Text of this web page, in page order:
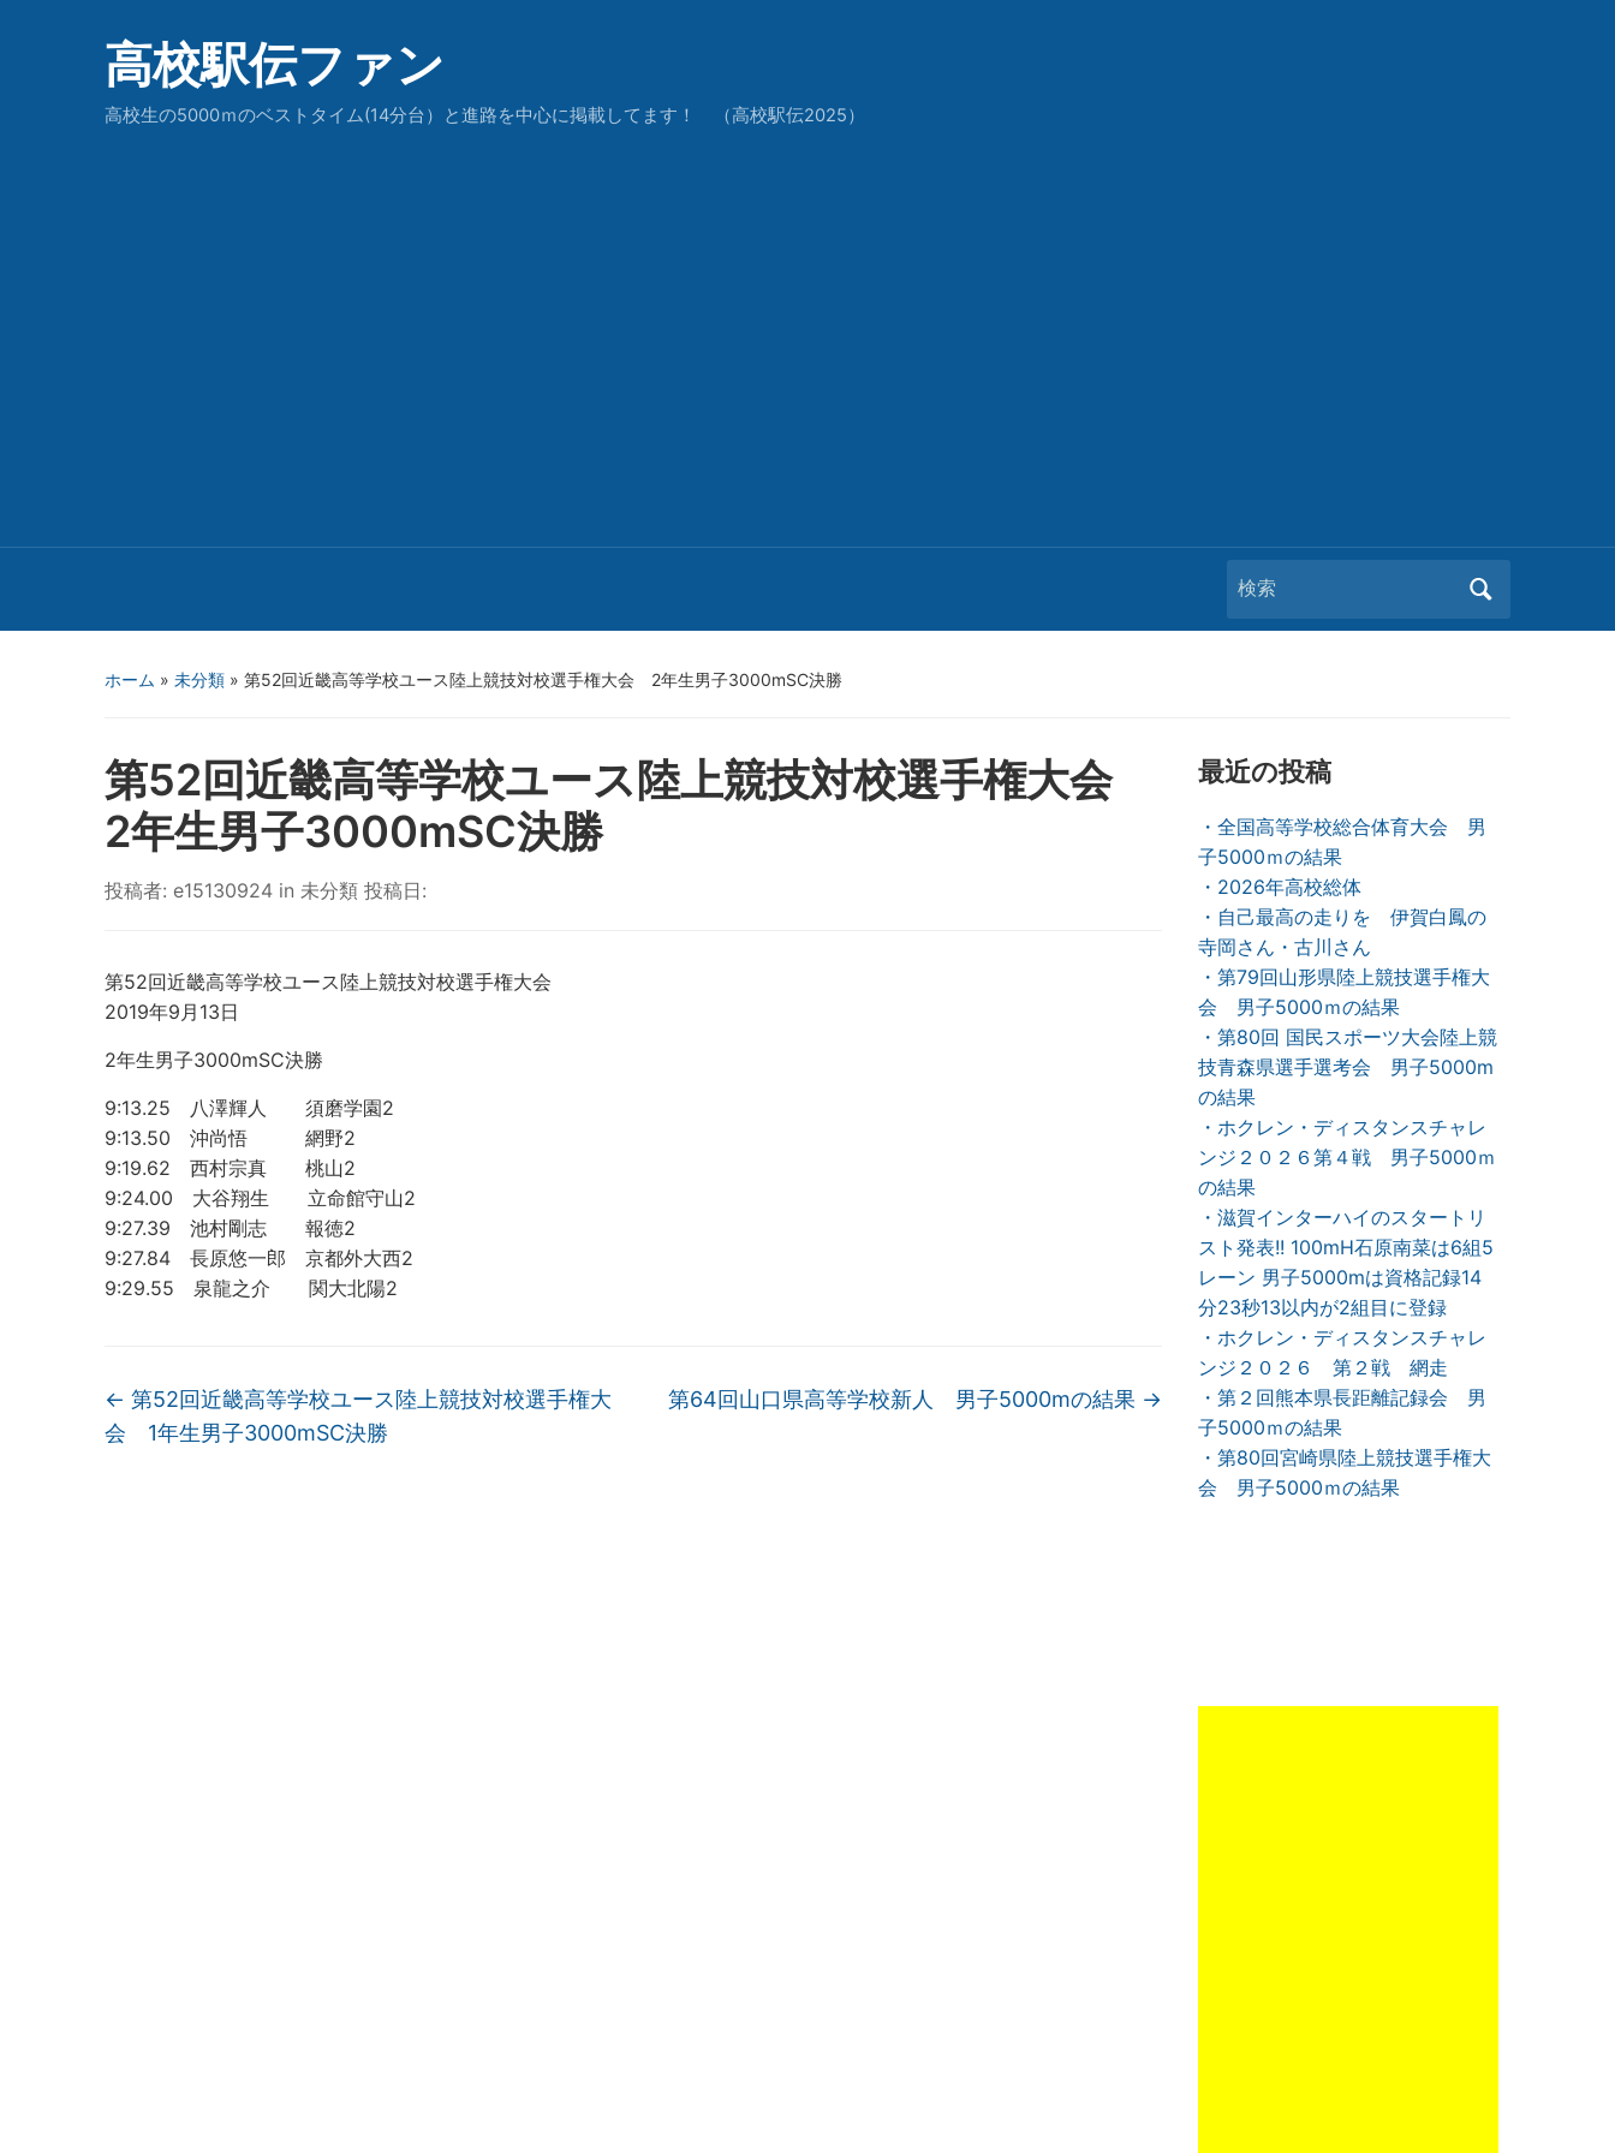
高校駅伝ファン
高校生の5000ｍのベストタイム(14分台）と進路を中心に掲載してます！ （高校駅伝2025）
Search
for:
ホーム » 未分類 » 第52回近畿高等学校ユース陸上競技対校選手権大会 2年生男子3000mSC決勝
第52回近畿高等学校ユース陸上競技対校選手権大会
2年生男子3000mSC決勝
投稿者: e15130924 in 未分類 投稿日:
第52回近畿高等学校ユース陸上競技対校選手権大会
2019年9月13日
2年生男子3000mSC決勝
9:13.25 八澤輝人 須磨学園2
9:13.50 沖尚悟 網野2
9:19.62 西村宗真 桃山2
9:24.00 大谷翔生 立命館守山2
9:27.39 池村剛志 報徳2
9:27.84 長原悠一郎 京都外大西2
9:29.55 泉龍之介 関大北陽2
← 第52回近畿高等学校ユース陸上競技対校選手権大
会 1年生男子3000mSC決勝
第64回山口県高等学校新人 男子5000mの結果 →
最近の投稿
・全国高等学校総合体育大会 男
子5000ｍの結果
・2026年高校総体
・自己最高の走りを 伊賀白鳳の
寺岡さん・古川さん
・第79回山形県陸上競技選手権大
会 男子5000ｍの結果
・第80回 国民スポーツ大会陸上競
技青森県選手選考会 男子5000m
の結果
・ホクレン・ディスタンスチャレ
ンジ２０２６第４戦 男子5000ｍ
の結果
・滋賀インターハイのスタートリ
スト発表!! 100mH石原南菜は6組5
レーン 男子5000mは資格記録14
分23秒13以内が2組目に登録
・ホクレン・ディスタンスチャレ
ンジ２０２６ 第２戦 網走
・第２回熊本県長距離記録会 男
子5000ｍの結果
・第80回宮崎県陸上競技選手権大
会 男子5000ｍの結果